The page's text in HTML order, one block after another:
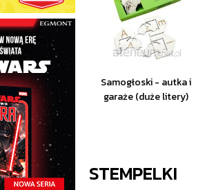
Samogłoski - autka i
garaże (duże litery)
STEMPELKI